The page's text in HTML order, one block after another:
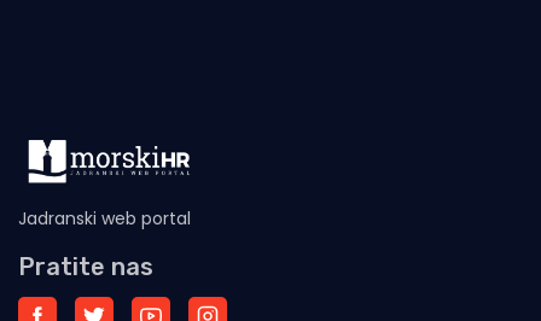
Jadranski web portal
Pratite nas